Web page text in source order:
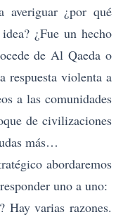
averiguar ¿por qué
¿Fue un hecho
de Al Qaeda o
respuesta violenta a
a las comunidades
de civilizaciones
más…
abordaremos
uno a uno:
varias razones.